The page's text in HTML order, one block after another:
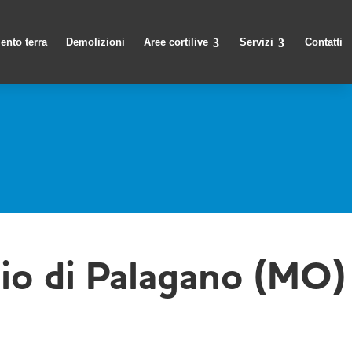
terra Demolizioni Aree cortilive Servizi Contatti
di Palagano (MO)